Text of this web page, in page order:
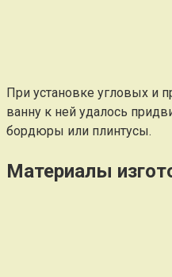
При установке угловых и
ванну к ней удалось
бордюры или плинтусы.
Материалы